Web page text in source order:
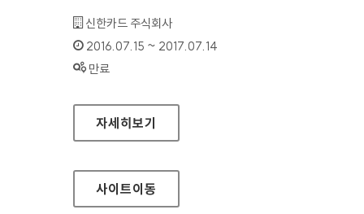
기관명 :
신한카드 주식회사
인증기간 :
2016.07.15 ~ 2017.07.14
상태 :
만료
신한카드 법인 홈페이지
자세히보기
사이트이동